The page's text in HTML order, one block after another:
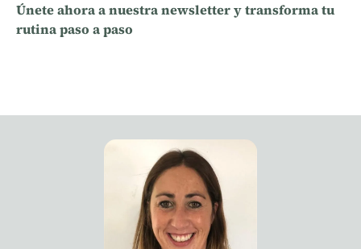
Únete ahora a nuestra newsletter y transforma tu
rutina paso a paso